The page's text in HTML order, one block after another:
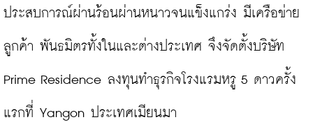
ประสบการณ์ผ่านร้อนผ่านหนาวจนแข็งแกร่ง มีเครือข่าย
ลูกค้า พันธมิตรทั้งในและต่างประเทศ จึงจัดตั้งบริษัท
Prime Residence ลงทุนทำธุรกิจโรงแรมหรู 5 ดาวครั้ง
แรกที่ Yangon ประเทศเมียนมา